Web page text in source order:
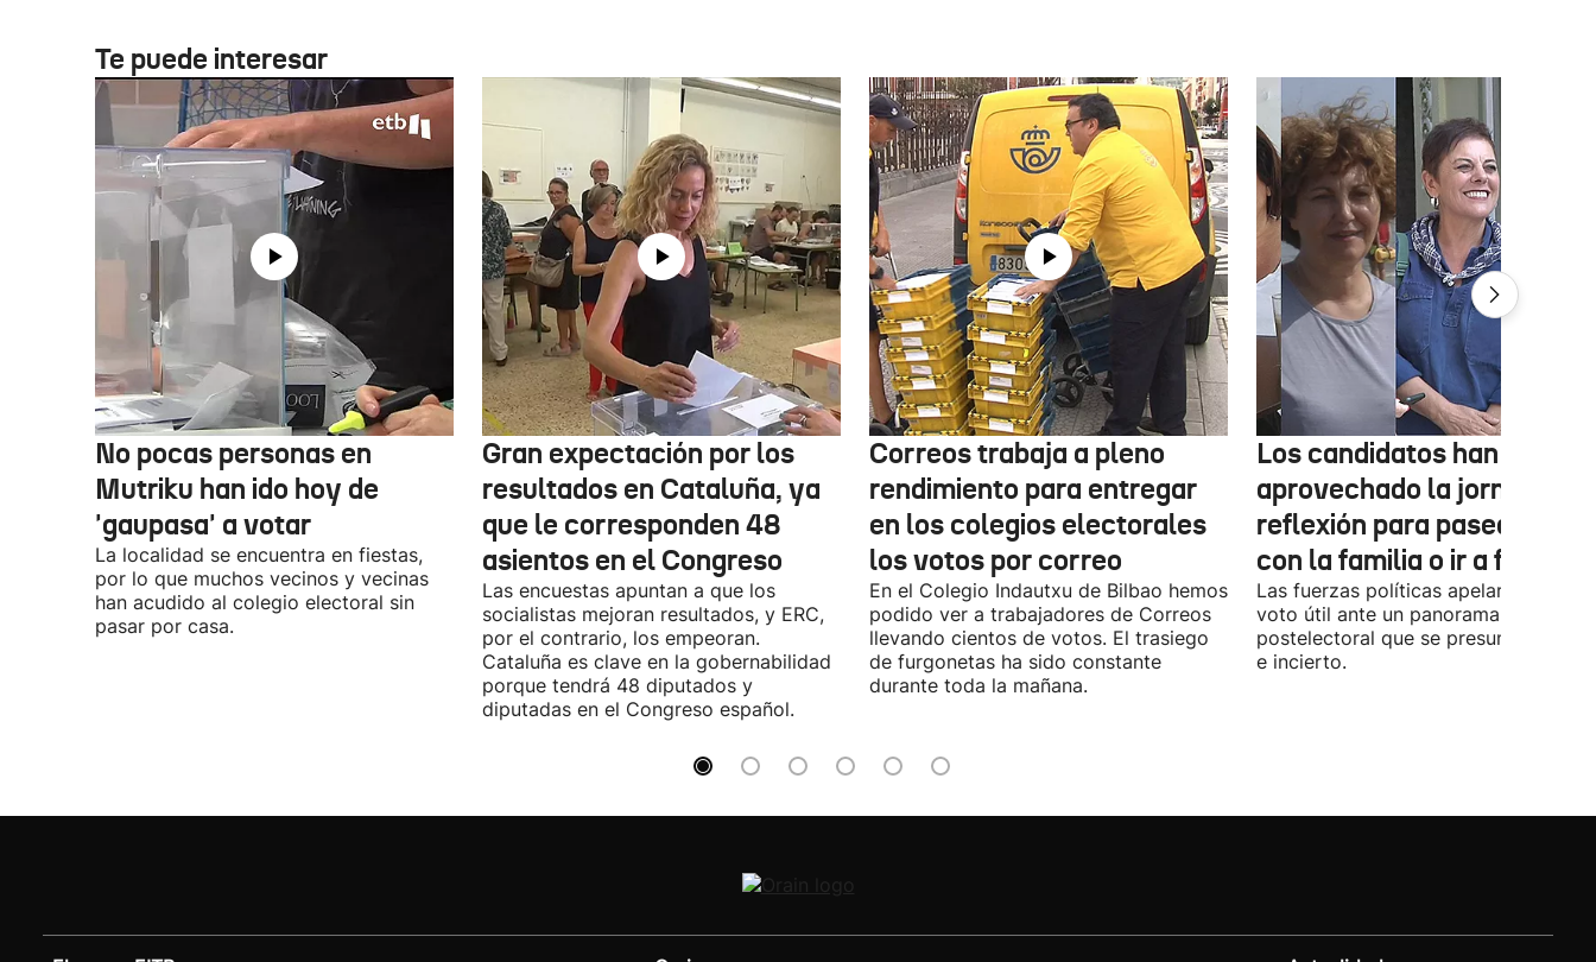
Te puede interesar
No pocas personas en
Mutriku han ido hoy de
'gaupasa' a votar
La localidad se encuentra en fiestas,
por lo que muchos vecinos y vecinas
han acudido al colegio electoral sin
pasar por casa.
Gran expectación por los
resultados en Cataluña, ya
que le corresponden 48
asientos en el Congreso
Las encuestas apuntan a que los
socialistas mejoran resultados, y ERC,
por el contrario, los empeoran.
Cataluña es clave en la gobernabilidad
porque tendrá 48 diputados y
diputadas en el Congreso español.
Correos trabaja a pleno
rendimiento para entregar
en los colegios electorales
los votos por correo
En el Colegio Indautxu de Bilbao hemos
podido ver a trabajadores de Correos
llevando cientos de votos. El trasiego
de furgonetas ha sido constante
durante toda la mañana.
Los candidatos han
aprovechado la jornada de
reflexión para pasear,
con la familia o ir a fiestas
Las fuerzas políticas apelaron ayer al
voto útil ante un panorama
postelectoral que se presume
e incierto.